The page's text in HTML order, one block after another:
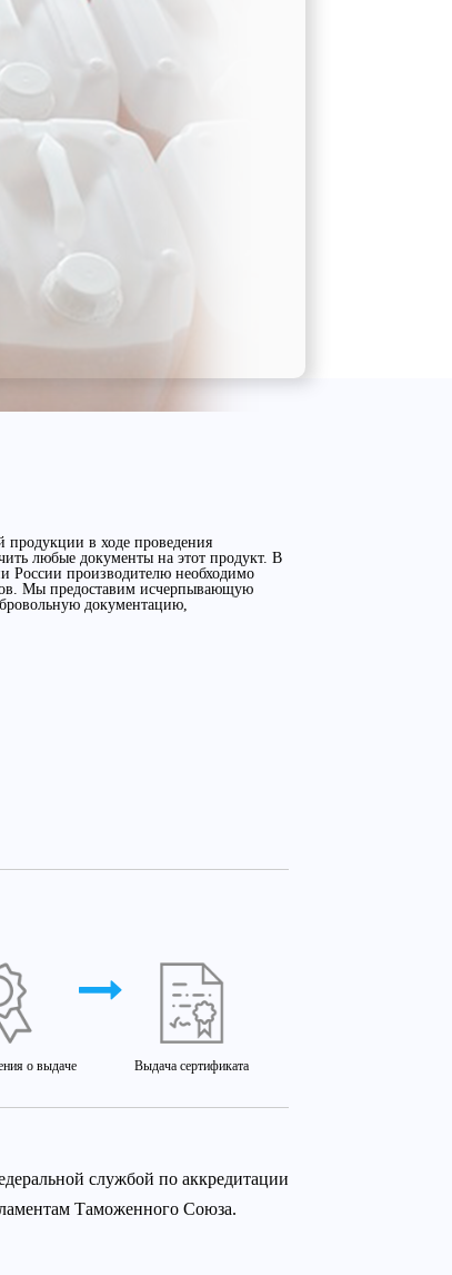
продукции в ходе проведения
любые документы на этот продукт. В
России производителю необходимо
Мы предоставим исчерпывающую
документацию,
о выдаче Выдача сертификата
службой по аккредитации
Таможенного Союза.